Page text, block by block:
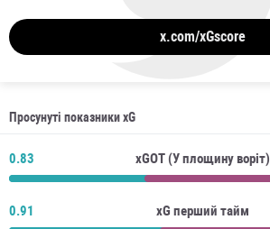
x.com/xGscore
Просунуті показники xG
0.83 xGOT (У площину воріт)
0.91 xG перший тайм